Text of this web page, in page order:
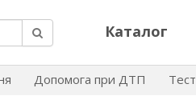
Каталог
Допомога при ДТП